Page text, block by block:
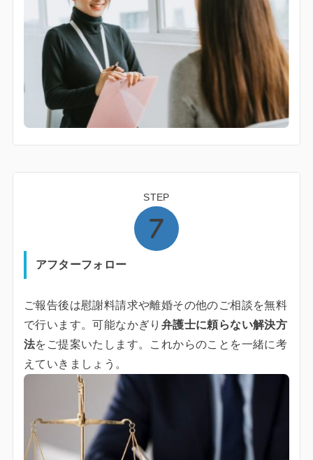
STEP
アフターフォロー
ご報告後は慰謝料請求や離婚その他のご相談を無料
で行います。可能なかぎり 弁護士に頼らない解決方
法をご提案いたします。これからのことを一緒に考
えていきましょう。